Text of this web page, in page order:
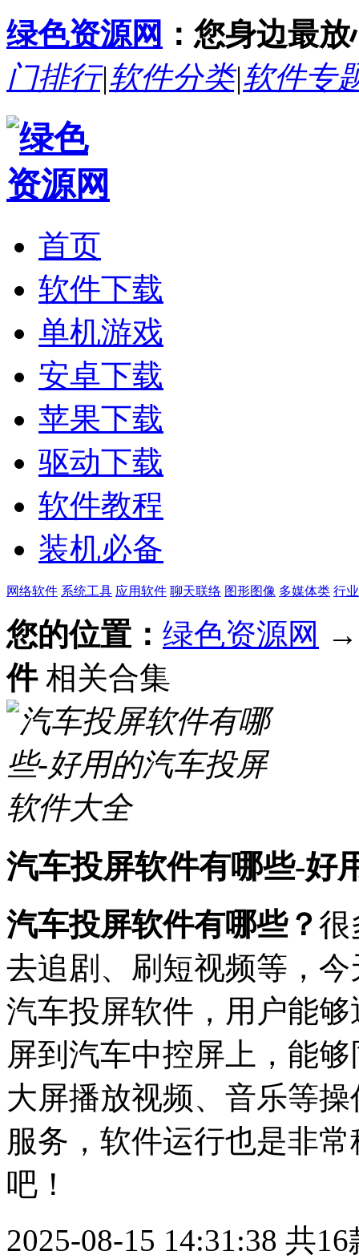
绿色资源网 ：您身边最
门排行|软件分类|软件专
首页
软件下载
单机游戏
安卓下载
苹果下载
驱动下载
软件教程
装机必备
网络软件 系统工具 应用软件 聊天联络 图形图像 多媒体类 行
您的位置： 绿色资源网
件相关合集
汽车投屏软件有哪些-好
汽车投屏软件有哪些？ 很
去追剧、刷短视频等，
汽车投屏软件，用户能
屏到汽车中控屏上，能
大屏播放视频、音乐等
服务，软件运行也是非
吧！
2025-08-15 14:31:38 共16